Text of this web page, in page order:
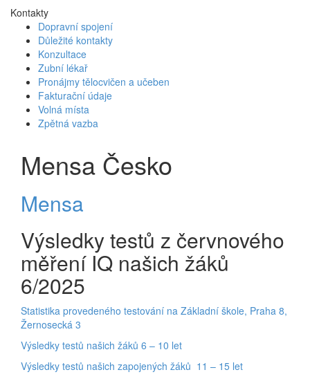
Kontakty
Dopravní spojení
Důležité kontakty
Konzultace
Zubní lékař
Pronájmy tělocvičen a učeben
Fakturační údaje
Volná místa
Zpětná vazba
Mensa Česko
Mensa
Výsledky testů z červnového
měření IQ našich žáků
6/2025
Statistika provedeného testování na Základní škole, Praha 8,
Žernosecká 3
Výsledky testů našich žáků 6 – 10 let
Výsledky testů našich zapojených žáků 11 – 15 let